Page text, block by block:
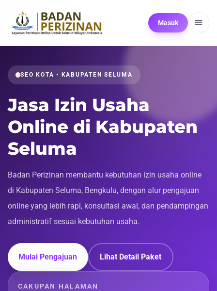
Masuk
SEO KOTA • KABUPATEN SELUMA
Jasa Izin Usaha
Online di Kabupaten
Seluma
Badan Perizinan membantu kebutuhan izin usaha online
di Kabupaten Seluma, Bengkulu, dengan alur pengajuan
online yang lebih rapi, konsultasi awal, dan pendampingan
administratif sesuai kebutuhan usaha.
Mulai Pengajuan Lihat Detail Paket
CAKUPAN HALAMAN